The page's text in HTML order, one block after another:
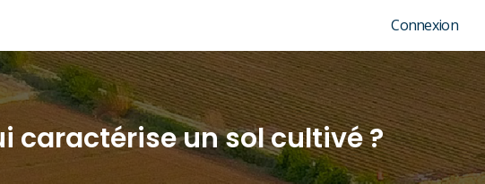
Connexion
caractérise un sol cultivé ?